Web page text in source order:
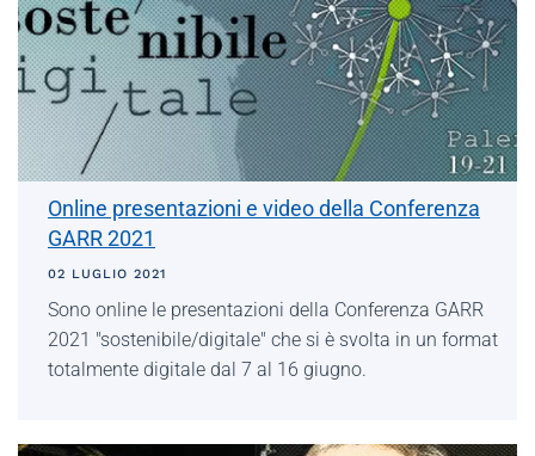
Online presentazioni e video della Conferenza
GARR 2021
02 LUGLIO 2021
Sono online le presentazioni della Conferenza GARR
2021 "sostenibile/digitale" che si è svolta in un format
totalmente digitale dal 7 al 16 giugno.